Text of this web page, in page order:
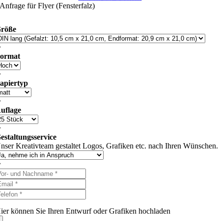
Anfrage für Flyer (Fensterfalz)
Kreativteam gestaltet Logos, Grafiken etc. nach Ihren Wünschen.
können Sie Ihren Entwurf oder Grafiken hochladen